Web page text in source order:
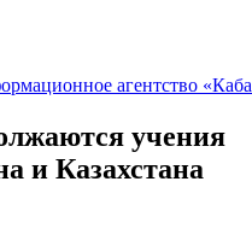
учения
и Казахстана